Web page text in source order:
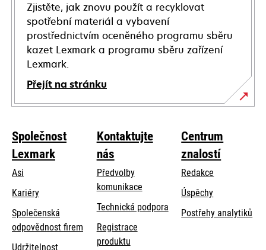
Zjistěte, jak znovu použít a recyklovat
spotřební materiál a vybavení
prostřednictvím oceněného programu sběru
kazet Lexmark a programu sběru zařízení
Lexmark.
Přejít na stránku
Společnost
Lexmark
Asi
Kariéry
Společenská
odpovědnost firem opens
Udržitelnost
Kontaktujte
nás
Předvolby
komunikace
Technická podporaopens
Registrace
produktu
Centrum
znalostí
Redakce
Úspěchy
Postřehy analytiků